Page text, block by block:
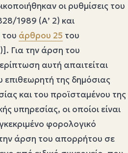
οι ρυθμίσεις του
1989 (Α’ 2) και
του άρθρου 25 του
Για την άρση του
αυτή απαιτείται
της δημόσιας
και του προϊσταμένου της
υπηρεσίας, οι οποίοι είναι
φορολογικό
την άρση του απορρήτου σε